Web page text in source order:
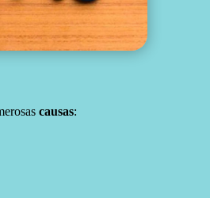
causas: